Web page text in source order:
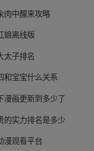
肉中醒来攻略
娘离线版
太子排名
和宝宝什么关系
漫画更新到多少了
的实力排名是多少
漫观看平台